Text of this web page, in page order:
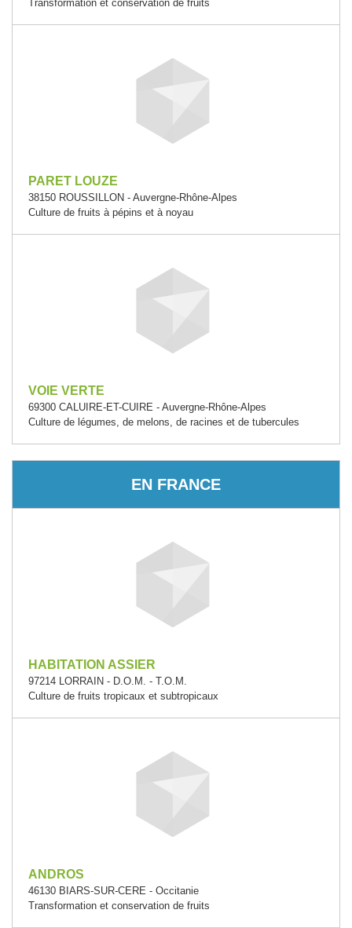
Transformation et conservation de fruits
PARET LOUZE
38150 ROUSSILLON - Auvergne-Rhône-Alpes
Culture de fruits à pépins et à noyau
VOIE VERTE
69300 CALUIRE-ET-CUIRE - Auvergne-Rhône-Alpes
Culture de légumes, de melons, de racines et de tubercules
EN FRANCE
HABITATION ASSIER
97214 LORRAIN - D.O.M. - T.O.M.
Culture de fruits tropicaux et subtropicaux
ANDROS
46130 BIARS-SUR-CERE - Occitanie
Transformation et conservation de fruits